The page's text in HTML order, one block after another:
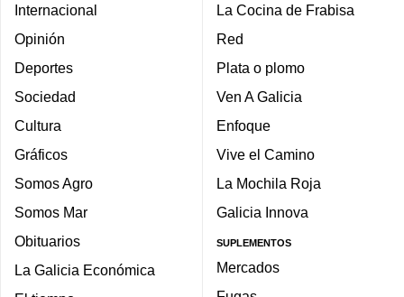
Internacional
Opinión
Deportes
Sociedad
Cultura
Gráficos
Somos Agro
Somos Mar
Obituarios
La Galicia Económica
La Cocina de Frabisa
Red
Plata o plomo
Ven A Galicia
Enfoque
Vive el Camino
La Mochila Roja
Galicia Innova
SUPLEMENTOS
Mercados